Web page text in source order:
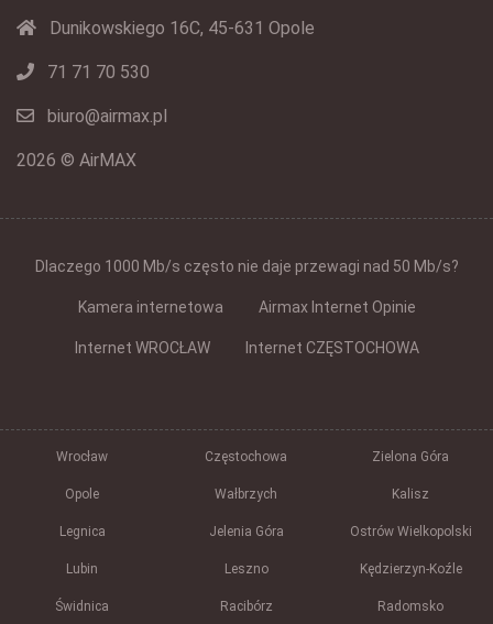
Dunikowskiego 16C, 45-631 Opole
71 71 70 530
biuro@airmax.pl
2026 © AirMAX
Dlaczego 1000 Mb/s często nie daje przewagi nad 50 Mb/s?
Kamera internetowa Airmax Internet Opinie
Internet WROCŁAW Internet CZĘSTOCHOWA
Wrocław Częstochowa Zielona Góra
Opole Wałbrzych Kalisz
Legnica Jelenia Góra Ostrów Wielkopolski
Lubin Leszno Kędzierzyn-Koźle
Świdnica Racibórz Radomsko